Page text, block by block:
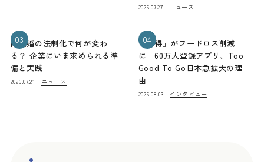
2026.07.27 ニュース
03
同性婚の法制化で何が変わ
る？ 企業にいま求められる準
備と実践
2026.07.21 ニュース
04
「お得」がフードロス削減
に 60万人登録アプリ、Too
Good To Go日本急拡大の理
由
2026.08.03 インタビュー